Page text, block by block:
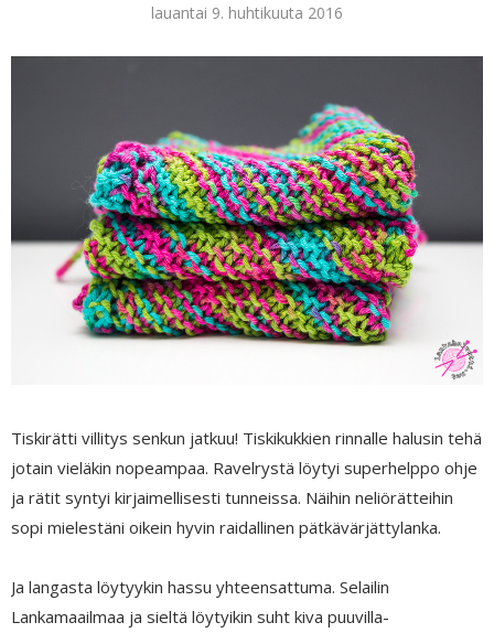
lauantai 9. huhtikuuta 2016
Tiskirätti villitys senkun jatkuu! Tiskikukkien rinnalle halusin tehä
jotain vieläkin nopeampaa. Ravelrystä löytyi superhelppo ohje
ja rätit syntyi kirjaimellisesti tunneissa. Näihin neliörätteihin
sopi mielestäni oikein hyvin raidallinen pätkävärjättylanka.
Ja langasta löytyykin hassu yhteensattuma. Selailin
Lankamaailmaa ja sieltä löytyikin suht kiva puuvilla-